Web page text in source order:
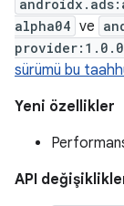
alpha04 ve
sürümü bu
Yeni özellikler
API